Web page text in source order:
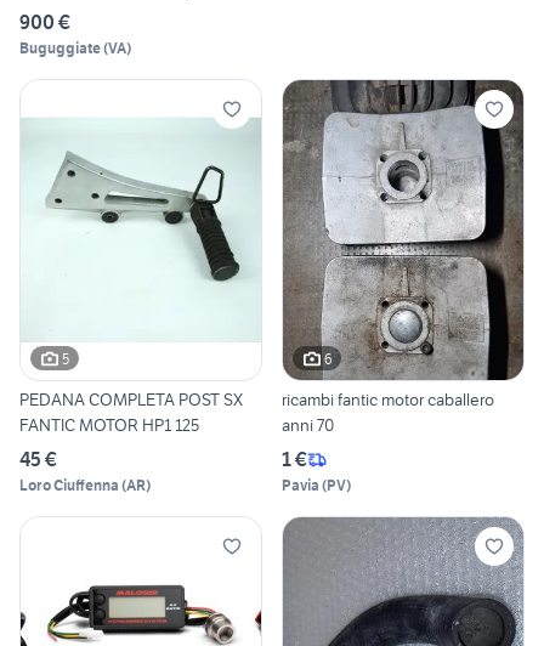
900 €
Buguggiate(VA)
5
PEDANA COMPLETA POST SX
FANTIC MOTOR HP1 125
45 €
Loro Ciuffenna (AR)
6
ricambi fantic motor caballero
anni 70
1 €
Pavia (PV)